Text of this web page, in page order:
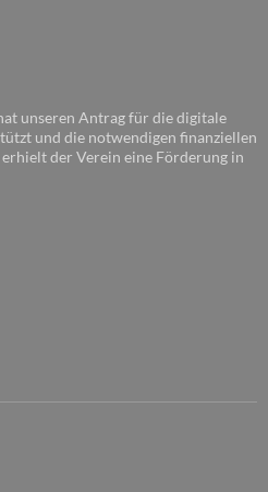
unseren Antrag für die digitale
und die notwendigen finanziellen
der Verein eine Förderung in